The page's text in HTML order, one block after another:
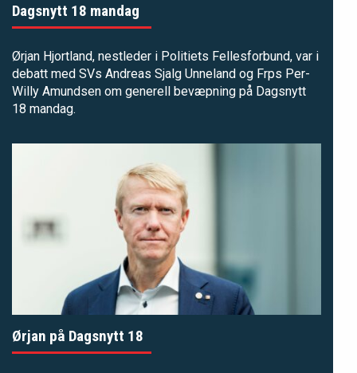
Dagsnytt 18 mandag
Ørjan Hjortland, nestleder i Politiets Fellesforbund, var i
debatt med SVs Andreas Sjalg Unneland og Frps Per-
Willy Amundsen om generell bevæpning på Dagsnytt
18 mandag.
Ørjan på Dagsnytt 18